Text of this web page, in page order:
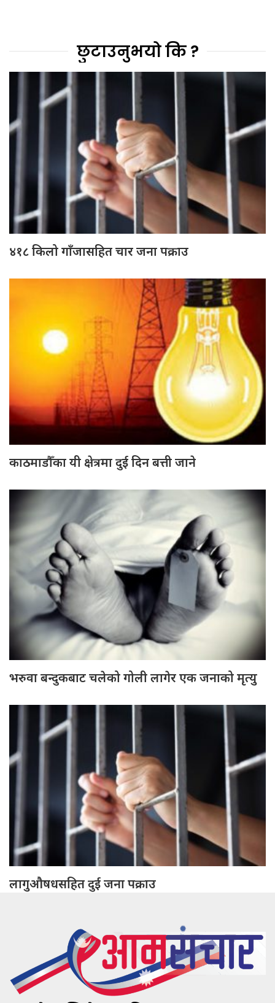
छुटाउनुभयो कि ?
४१८ किलो गाँजासहित चार जना पक्राउ
काठमाडौँका यी क्षेत्रमा दुई दिन बत्ती जाने
भरुवा बन्दुकबाट चलेको गोली लागेर एक जनाको मृत्यु
लागुऔषधसहित दुई जना पक्राउ